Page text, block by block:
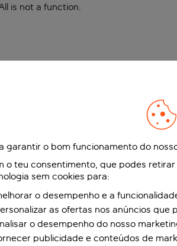
is not a function.
garantir o bom funcionamento do
o teu consentimento, que podes
sem cookies para:
o desempenho e a
as ofertas nos anúncios que
o desempenho do nosso
publicidade e conteúdos de